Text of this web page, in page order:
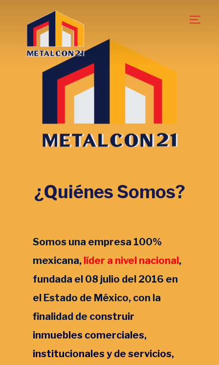
¿Quiénes Somos?
Somos una empresa 100%
mexicana, líder a nivel nacional,
fundada el 08 julio del 2016 en
el Estado de México, con la
finalidad de construir
inmuebles comerciales,
institucionalesy deservicios,